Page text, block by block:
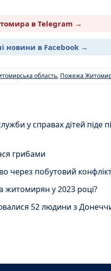
в Telegram →
новини в Facebook →
область, Пожежа
у справах дітей піде
грибами
через побутовий
житомирян у 2023 році?
52 людини з